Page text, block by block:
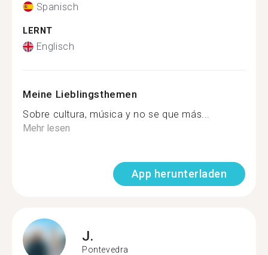
Spanisch
LERNT
Englisch
Meine Lieblingsthemen
Sobre cultura, música y no se que más...
Mehr lesen
App herunterladen
J.
Pontevedra